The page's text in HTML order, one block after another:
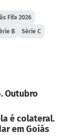
Fifa 2026
B Série C
Outubro
é colateral.
em Goiás